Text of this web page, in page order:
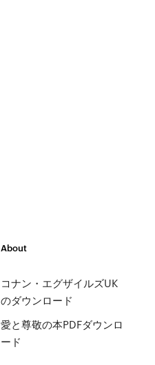
About
コナン・エグザイルズUK
のダウンロード
愛と尊敬の本PDFダウンロ
ード